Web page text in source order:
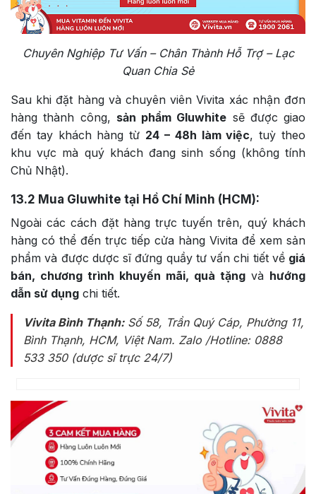
Chuyên Nghiệp Tư Vấn – Chân Thành Hỗ Trợ – Lạc
Quan Chia Sẻ
Sau khi đặt hàng và chuyên viên Vivita xác nhận đơn
hàng thành công, sản phẩm Gluwhite sẽ được giao
đến tay khách hàng từ 24 – 48h làm việc, tuỳ theo
khu vực mà quý khách đang sinh sống (không tính
Chủ Nhật).
13.2 Mua Gluwhite tại Hồ Chí Minh (HCM):
Ngoài các cách đặt hàng trực tuyến trên, quý khách
hàng có thể đến trực tiếp cửa hàng Vivita để xem sản
phẩm và được dược sĩ đứng quầy tư vấn chi tiết về giá
bán, chương trình khuyến mãi, quà tặng và hướng
dẫn sử dụng chi tiết.
Vivita Bình Thạnh:Số 58, Trần Quý Cáp, Phường 11,
Bình Thạnh, HCM, Việt Nam. Zalo /Hotline: 0888
533 350 (dược sĩ trực 24/7)